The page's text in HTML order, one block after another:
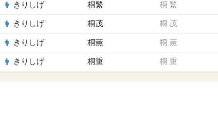
きりしげ 桐繁 桐 繁
きりしげ 桐茂 桐 茂
きりしげ 桐薫 桐 薫
きりしげ 桐重 桐 重